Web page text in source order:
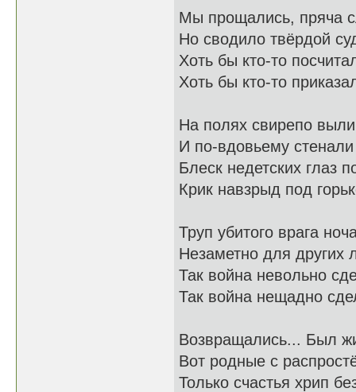
Мы прощались, пряча
Но сводило твёрдой
Хоть бы кто-то
Хоть бы кто-то
На полях свирепо
И по-вдовьему
Блеск недетских глаз
Крик навзрыд под
Труп убитого врага
Незаметно для других
Так война невольно
Так война нещадно
Возвращались... Был
Вот родные с
Только счастья хрип